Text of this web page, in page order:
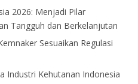
2026: Menjadi Pilar
Tangguh dan Berkelanjutan
Sesuaikan Regulasi
Industri Kehutanan Indonesia